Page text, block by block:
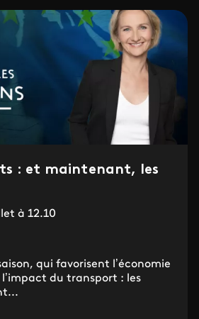
: et maintenant, les
à 12.10
qui favorisent l’économie
du transport : les